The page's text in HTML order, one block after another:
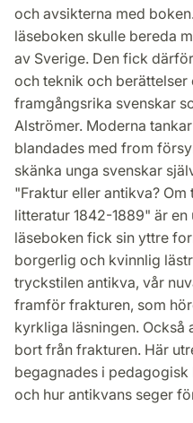
och avsikterna med
läseboken skulle bereda
av Sverige. Den fick
och teknik och
framgångsrika svenskar
Alströmer. Moderna
blandades med from
skänka unga svenskar
"Fraktur eller antikva?
litteratur 1842-1889" är
läseboken fick sin yttre
borgerlig och kvinnlig
tryckstilen antikva, vår
framför frakturen, som
kyrkliga läsningen. Också
bort från frakturen. Här
begagnades i
och hur antikvans seger